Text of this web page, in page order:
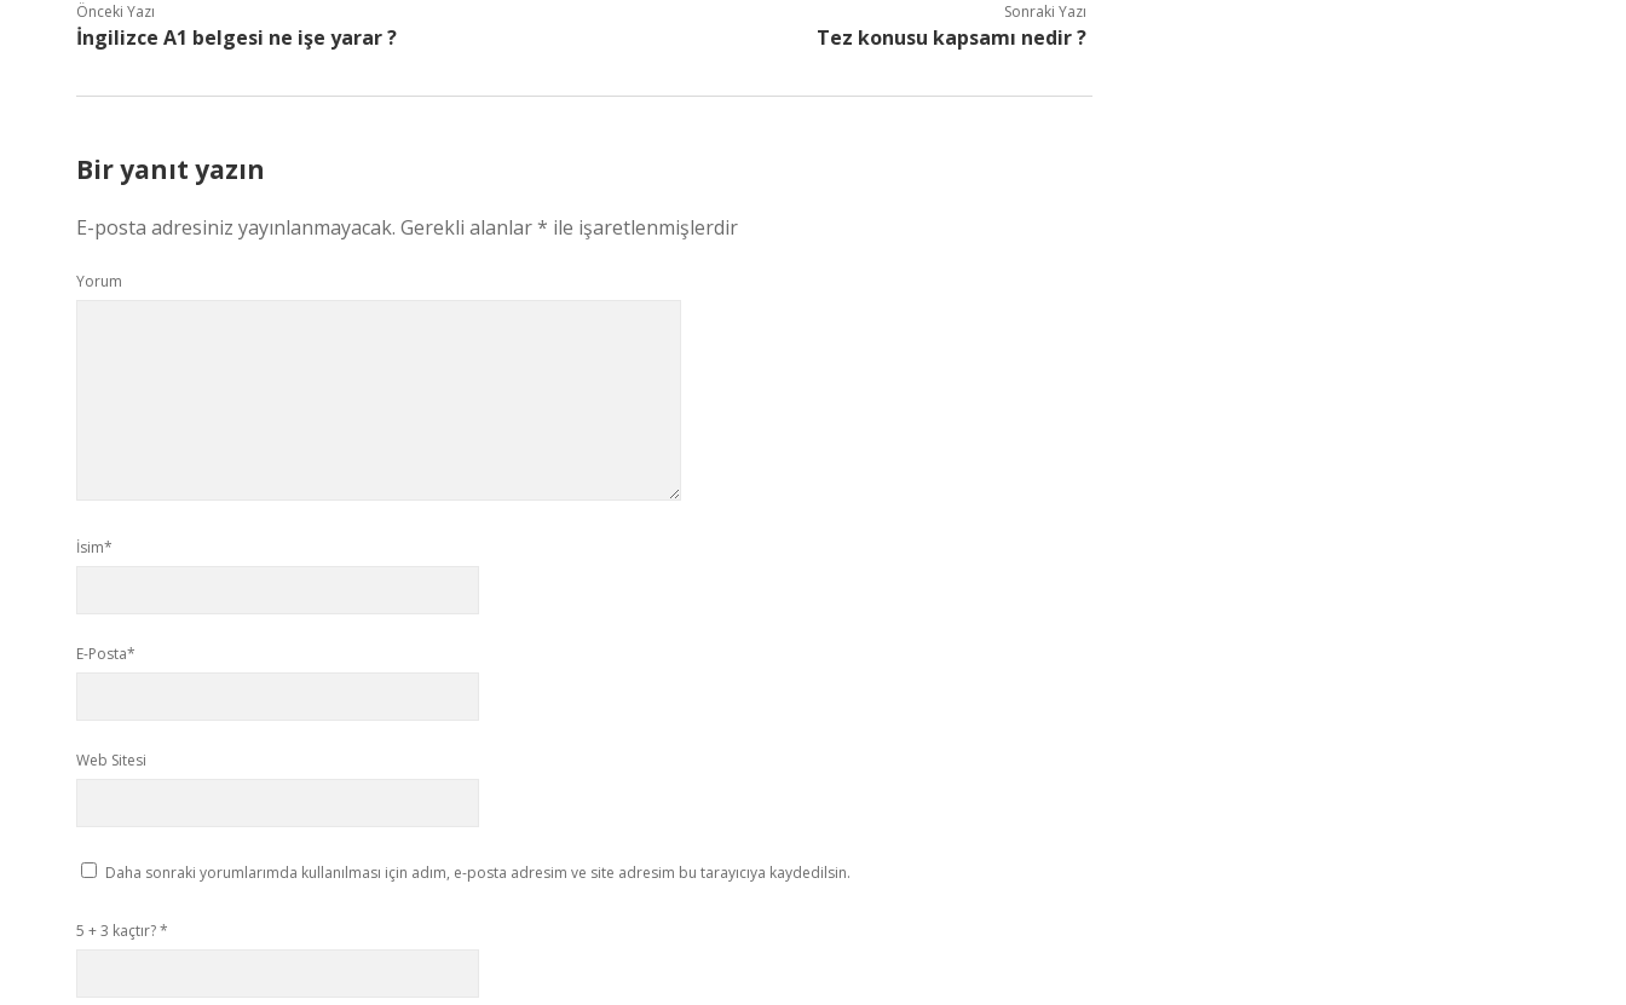
Önceki Yazı
İngilizce A1 belgesi ne işe yarar ?
Sonraki Yazı
Tez konusu kapsamı nedir ?
Bir yanıt yazın
E-posta adresiniz yayınlanmayacak. Gerekli alanlar* ile işaretlenmişlerdir
Yorum
İsim*
E-Posta*
Web Sitesi
Daha sonraki yorumlarımda kullanılması için adım, e-posta adresim ve site adresim bu tarayıcıya kaydedilsin.
5 + 3 kaçtır?*